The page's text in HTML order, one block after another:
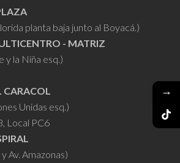
planta baja junto al Boyacá.)
- MATRIZ
y la Niña esq.)
CARACOL
Unidas esq.)
Local PC6
Av. Amazonas)
→